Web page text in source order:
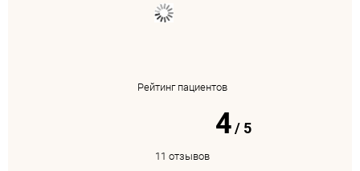
Рейтинг пациентов
4/5
11 отзывов